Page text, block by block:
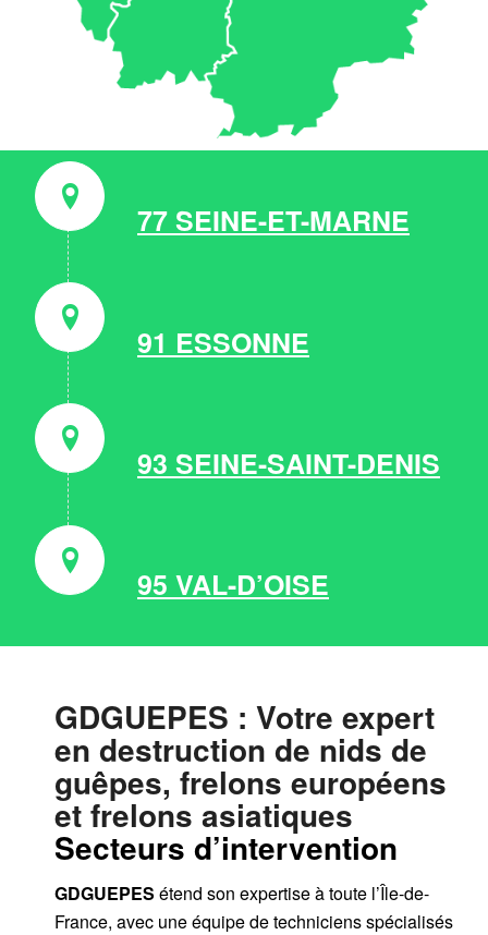
77 SEINE-ET-MARNE
91 ESSONNE
93 SEINE-SAINT-DENIS
95 VAL-D’OISE
GDGUEPES : Votre expert
en destruction de nids de
guêpes, frelons européens
et frelons asiatiques
Secteurs d’intervention
GDGUEPES étend son expertise à toute l’Île-de-
France, avec une équipe de techniciens spécialisés